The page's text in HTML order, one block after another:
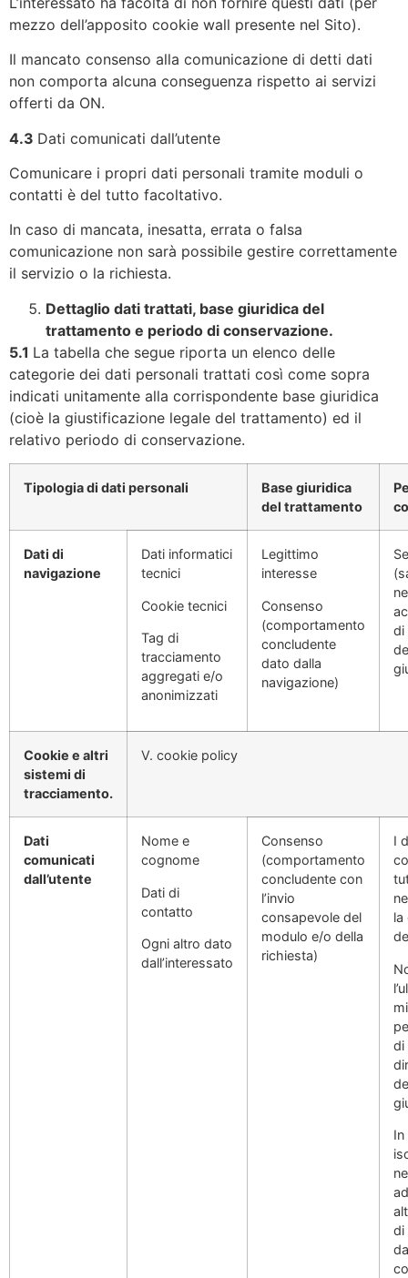
mezzo dell’apposito cookie wall presente nel Sito).
Il mancato consenso alla comunicazione di detti dati
non comporta alcuna conseguenza rispetto ai servizi
offerti da ON.
4.3 Dati comunicati dall’utente
Comunicare i propri dati personali tramite moduli o
contatti è del tutto facoltativo.
In caso di mancata, inesatta, errata o falsa
comunicazione non sarà possibile gestire correttamente
il servizio o la richiesta.
Dettaglio dati trattati, base giuridica del
trattamento e periodo di conservazione.
5.1 La tabella che segue riporta un elenco delle
categorie dei dati personali trattati così come sopra
indicati unitamente alla corrispondente base giuridica
(cioè la giustificazione legale del trattamento) ed il
relativo periodo di conservazione.
Tipologia di dati personali
Base giuridica
del trattamento
Dati di
navigazione
Dati informatici
tecnici
Cookie tecnici
Tag di
tracciamento
aggregati e/o
anonimizzati
Legittimo
interesse
Consenso
(comportamento
concludente
dato dalla
navigazione)
di
Cookie e altri
sistemi di
tracciamento.
V. cookie policy
Dati
comunicati
dall’utente
Nome e
cognome
Dati di
contatto
Ogni altro dato
dall’interessato
Consenso
(comportamento
concludente con
l’invio
consapevole del
modulo e/o della
richiesta)
I
la
di
di